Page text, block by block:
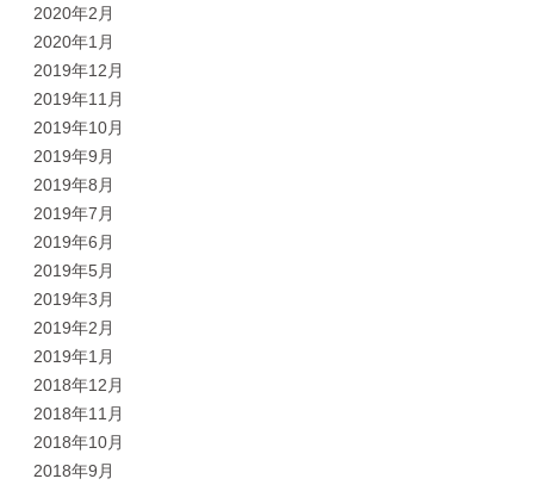
2020年2月
2020年1月
2019年12月
2019年11月
2019年10月
2019年9月
2019年8月
2019年7月
2019年6月
2019年5月
2019年3月
2019年2月
2019年1月
2018年12月
2018年11月
2018年10月
2018年9月